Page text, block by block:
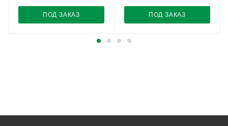
ПОД ЗАКАЗ ПОД ЗАКАЗ